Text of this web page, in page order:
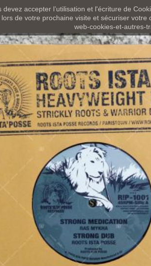
accepter l’utilisation et l'écriture de
de votre prochaine visite et sécuriser
web-cookies-et-autres-